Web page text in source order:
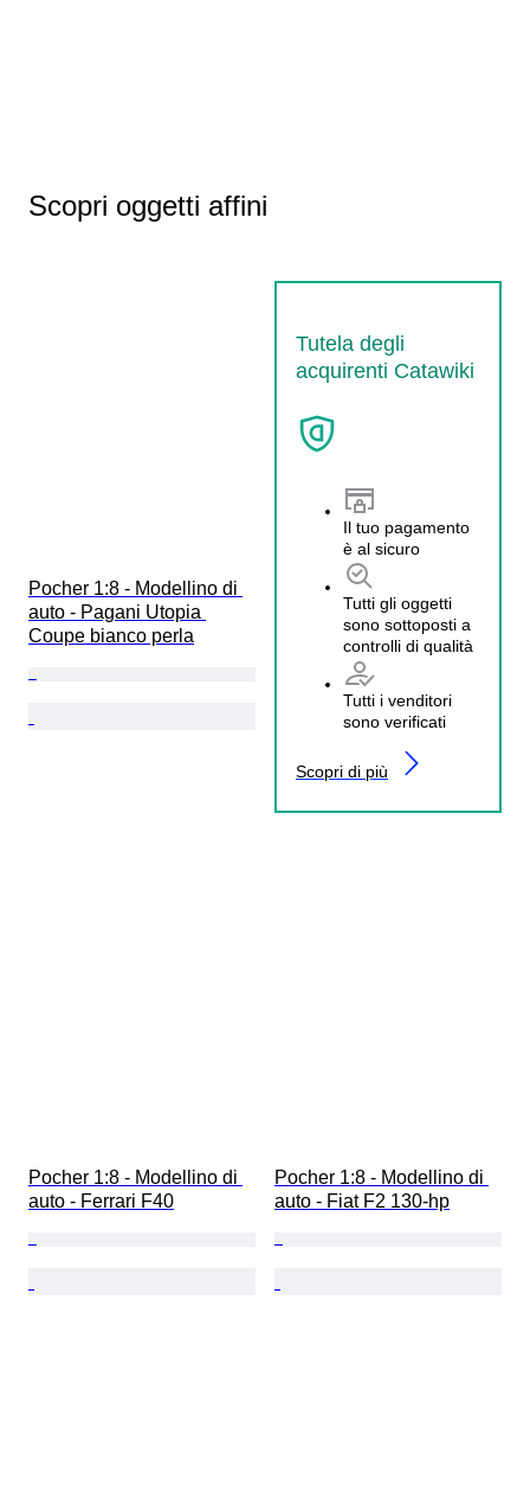
Scopri oggetti affini
Tutela degli
acquirenti Catawiki
Il tuo pagamento
è al sicuro
Tutti gli oggetti
sono sottoposti a
controlli di qualità
Tutti i venditori
sono verificati
Scopri di più
Pocher 1:8 - Modellino di
auto - Pagani Utopia
Coupe bianco perla
Pocher 1:8 - Modellino di
auto - Ferrari F40
Pocher 1:8 - Modellino di
auto - Fiat F2 130-hp